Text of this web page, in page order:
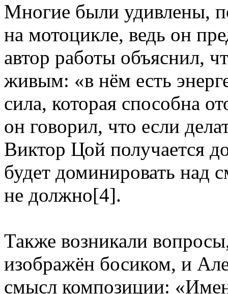
Многие были удивлены,
на мотоцикле, ведь он
автор работы объяснил,
живым: «в нём есть
сила, которая способна
он говорил, что если
Виктор Цой получается
будет доминировать над
не должно[4].
Также возникали
изображён босиком, и
смысл композиции: